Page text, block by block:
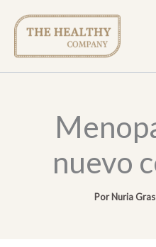
contenido
nuevo
PorNuria Gras